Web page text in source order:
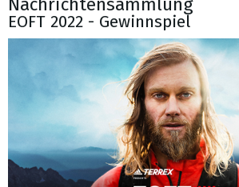
Nachrichtensammlung
EOFT 2022 - Gewinnspiel